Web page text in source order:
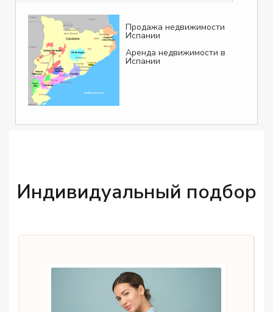
Продажа недвижимости
Испании
Аренда недвижимости в
Испании
Индивидуальный подбор